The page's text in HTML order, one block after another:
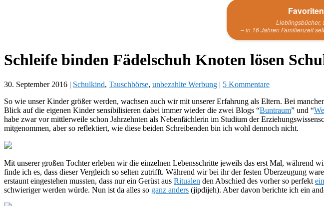
Lieblingsbücher,
– in 16 Jahren Familienzeit
Schleife binden Fädelschuh Knoten lösen
30. September 2016 | Schulkind, Tauschbörse, unbezahlte Werbung | 5 Kommentare
So wie unser Kinder größer werden, wachsen auch wir mit unserer Erfahrung als Eltern. Bei
Blick auf die eigenen Kinder sensibilisieren dabei immer wieder die zwei Blogs “Buntraum” und “
habe zwar vor mittlerweile schon Jahrzehnten als Nebenfächlerin im Studium der
mitgenommen, aber so reflektiert, wie diese beiden Schreibenden bin ich wohl dennoch nicht.
Mit unserer großen Tochter erleben wir die einzelnen Lebensschritte jeweils das erst Mal, während
finde ich es, dass dieser Vergleich so selten zutrifft. Während wir bei ihr der festen Überzeugung
erstaunt eingestehen mussten, dass nur ein Gerüst aus Ritualen den Abschied des vorher so perfekt
schwieriger werden würde. Nun ist da alles so ganz anders (jipdijeh). Aber davon berichte ich ein